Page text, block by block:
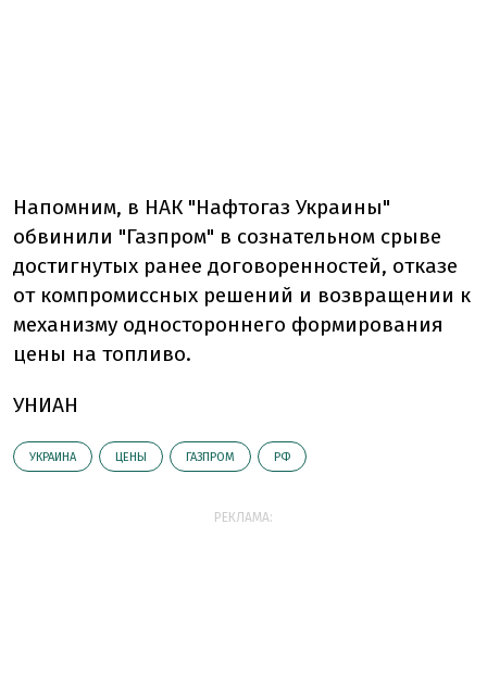
Напомним, в НАК "Нафтогаз Украины"
обвинили "Газпром" в сознательном срыве
достигнутых ранее договоренностей, отказе
от компромиссных решений и возвращении к
механизму одностороннего формирования
цены на топливо.
УНИАН
УКРАИНА ЦЕНЫ ГАЗПРОМ РФ
РЕКЛАМА: